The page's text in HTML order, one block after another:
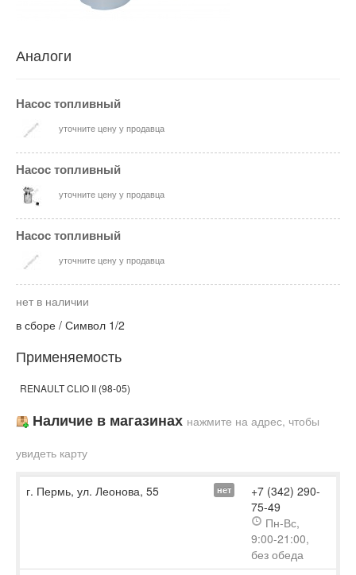
Аналоги
Насос топливный
уточните цену у продавца
Насос топливный
уточните цену у продавца
Насос топливный
уточните цену у продавца
нет в наличии
в сборе / Символ 1/2
Применяемость
RENAULT CLIO II (98-05)
Наличие в магазинах нажмите на адрес, чтобы
увидеть карту
г. Пермь, ул. Леонова, 55 нет
+7 (342) 290-
75-49
Пн-Вс,
9:00-21:00,
без обеда